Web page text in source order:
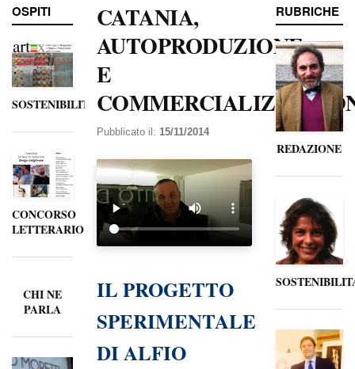
OSPITI
SOSTENIBILITÀ
CONCORSO
LETTERARIO
CHI NE
PARLA
CATANIA,
AUTOPRODUZIONE
E
Pubblicato il: 15/11/2014
IL PROGETTO
SPERIMENTALE
DI ALFIO
RUBRICHE
REDAZIONE